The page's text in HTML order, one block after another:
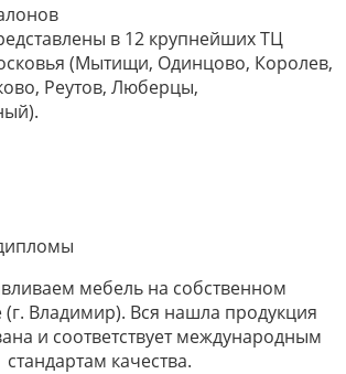
в 12 крупнейших ТЦ
(Мытищи, Одинцово, Королев,
Реутов, Люберцы,
мебель на собственном
(г. Владимир). Вся нашла продукция
и соответствует международным
стандартам качества.